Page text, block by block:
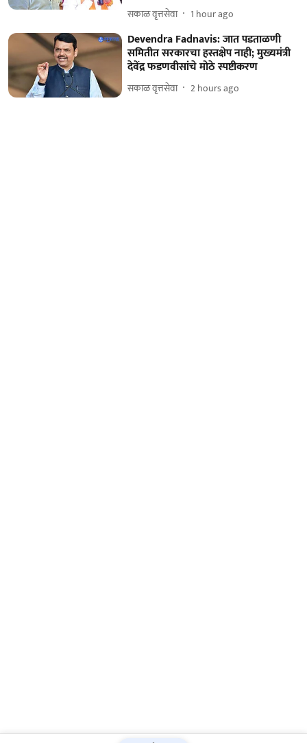
सकाळ वृत्तसेवा 1 hour ago
Devendra Fadnavis: जात पडताळणी
समितीत सरकारचा हस्तक्षेप नाही; मुख्यमंत्री
देवेंद्र फडणवीसांचे मोठे स्पष्टीकरण
सकाळ वृत्तसेवा 2 hours ago